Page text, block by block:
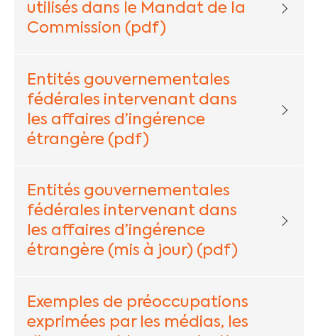
utilisés dans le Mandat de la
Commission (pdf)
Entités gouvernementales
fédérales intervenant dans
les affaires d’ingérence
étrangère (pdf)
Entités gouvernementales
fédérales intervenant dans
les affaires d’ingérence
étrangère (mis à jour) (pdf)
Exemples de préoccupations
exprimées par les médias, les